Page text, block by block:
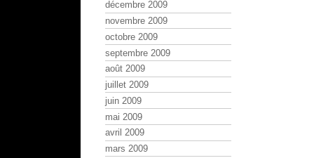
décembre 2009
novembre 2009
octobre 2009
septembre 2009
août 2009
juillet 2009
juin 2009
mai 2009
avril 2009
mars 2009